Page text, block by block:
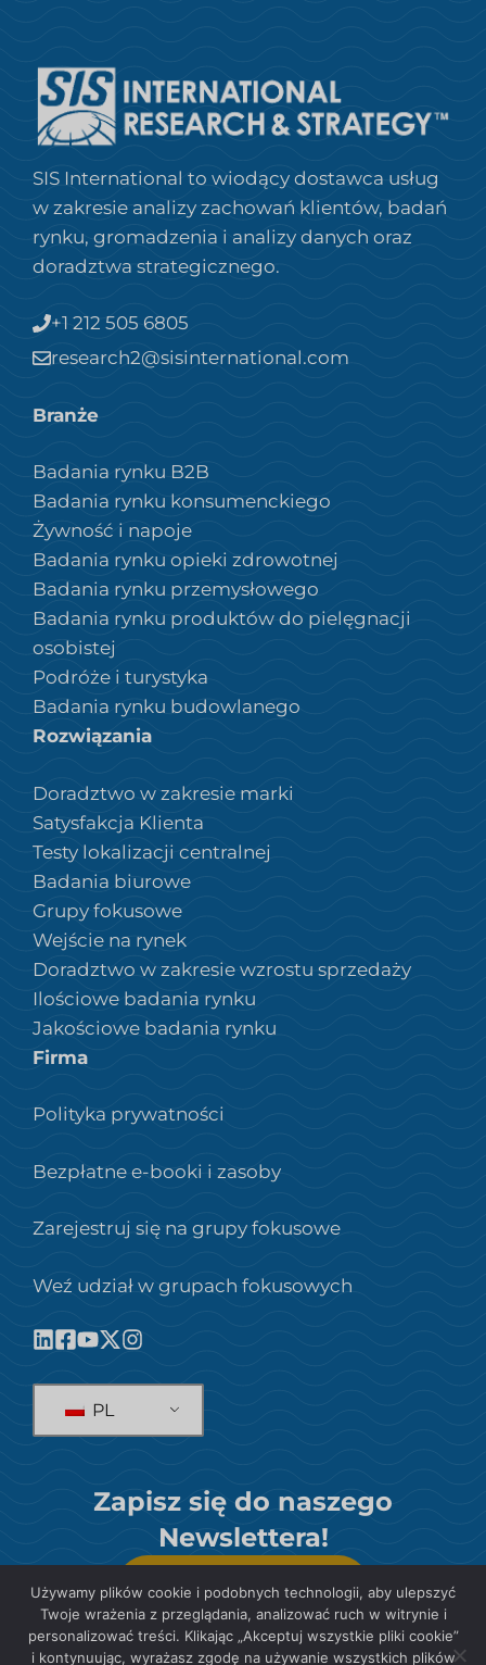
SIS International to wiodący dostawca usług
w zakresie analizy zachowań klientów, badań
rynku, gromadzenia i analizy danych oraz
doradztwa strategicznego.
+1 212 505 6805
research2@sisinternational.com
Branże
Badania rynku B2B
Badania rynku konsumenckiego
Żywność i napoje
Badania rynku opieki zdrowotnej
Badania rynku przemysłowego
Badania rynku produktów do pielęgnacji
osobistej
Podróże i turystyka
Badania rynku budowlanego
Rozwiązania
Doradztwo w zakresie marki
Satysfakcja Klienta
Testy lokalizacji centralnej
Badania biurowe
Grupy fokusowe
Wejście na rynek
Doradztwo w zakresie wzrostu sprzedaży
Ilościowe badania rynku
Jakościowe badania rynku
Firma
Polityka prywatności
Bezpłatne e-booki i zasoby
Zarejestruj się na grupy fokusowe
Weź udział w grupach fokusowych
PL
Zapisz się do naszego
Newslettera!
SUBSKRYBOWAĆ
Używamy plików cookie i podobnych technologii, aby ulepszyć
Twoje wrażenia z przeglądania, analizować ruch w witrynie i
personalizować treści. Klikając „Akceptuj wszystkie pliki cookie”
i kontynuując, wyrażasz zgodę na używanie wszystkich plików